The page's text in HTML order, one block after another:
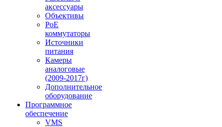
аксессуары
Объективы
PoE
коммутаторы
Источники
питания
Камеры
аналоговые
(2009-2017г)
Дополнительное
оборудование
Программное
обеспечение
VMS